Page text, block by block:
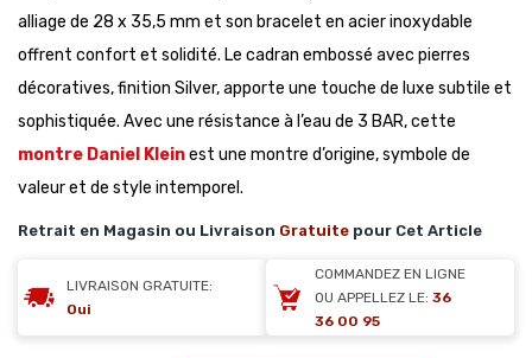
alliage de 28 x 35,5 mm et son bracelet en acier inoxydable
offrent confort et solidité. Le cadran embossé avec pierres
décoratives, finition Silver, apporte une touche de luxe subtile et
sophistiquée. Avec une résistance à l’eau de 3 BAR, cette
montre Daniel Kleinest une montre d’origine, symbole de
valeur et de style intemporel.
Retrait en Magasin ou Livraison Gratuite pour Cet Article
LIVRAISON GRATUITE:
Oui
COMMANDEZ EN LIGNE
OU APPELLEZ LE: 36
36 00 95